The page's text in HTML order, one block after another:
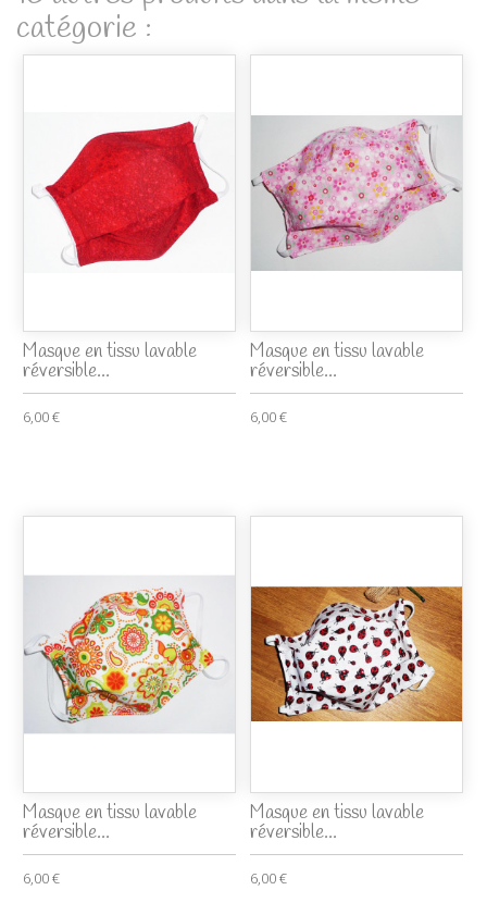
catégorie :
Masque en tissu lavable
réversible...
6,00 €
Masque en tissu lavable
réversible...
6,00 €
Masque en tissu lavable
réversible...
6,00 €
Masque en tissu lavable
réversible...
6,00 €